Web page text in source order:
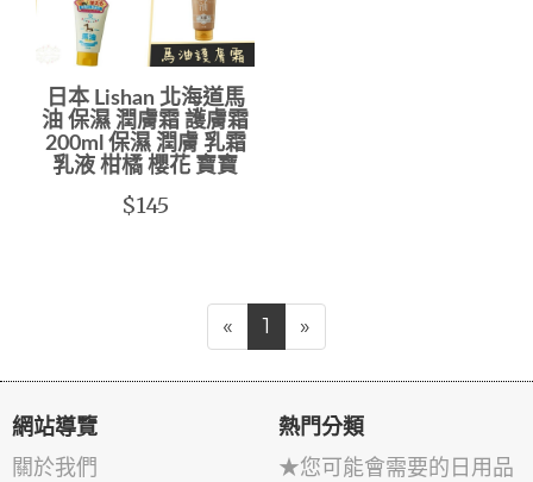
日本 Lishan 北海道馬
油 保濕 潤膚霜 護膚霜
200ml 保濕 潤膚 乳霜
乳液 柑橘 櫻花 寶寶
$145
« 1 »
網站導覽
關於我們
熱門分類
★您可能會需要的日用品